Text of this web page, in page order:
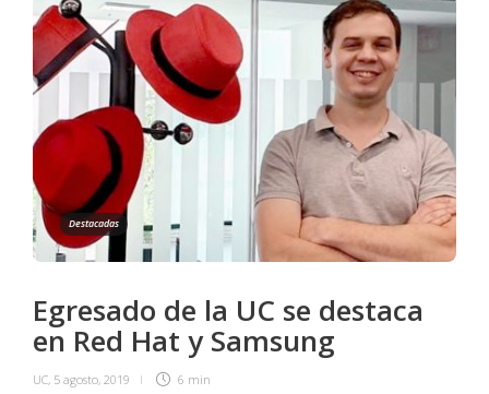
Destacadas
Egresado de la UC se destaca
en Red Hat y Samsung
UC, 5 agosto, 2019 6 min